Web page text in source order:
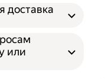
доставка
или